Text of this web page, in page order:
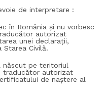
de interpretare :
în Romănia și nu vorbesc
autorizat
unei declarații,
Civilă.
născut pe teritoriul
traducător autorizat
de naștere al